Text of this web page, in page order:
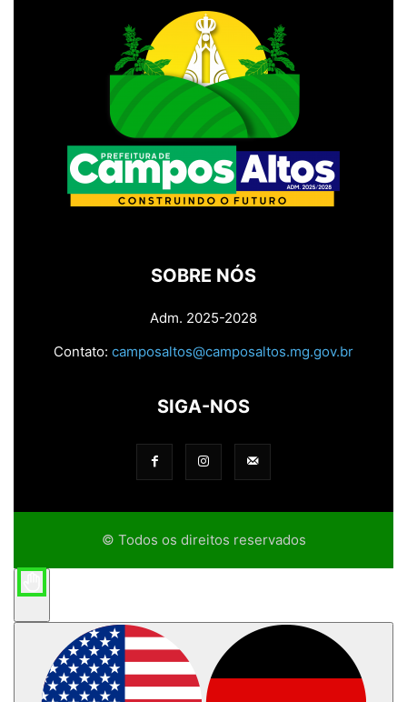
SOBRE NÓS
Adm. 2025-2028
Contato: camposaltos@camposaltos.mg.gov.br
SIGA-NOS
© Todos os direitos reservados